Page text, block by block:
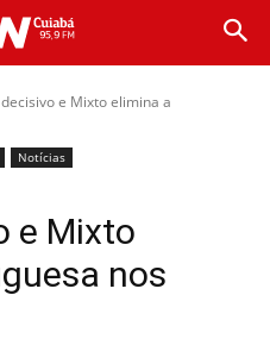
e Mixto elimina a
Notícias
e Mixto
nos